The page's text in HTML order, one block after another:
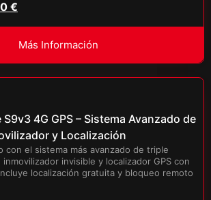
€
Más Información
4G GPS – Sistema Avanzado de
y Localización
con el sistema más avanzado de triple
invisible y localizador GPS con
localización gratuita y bloqueo remoto